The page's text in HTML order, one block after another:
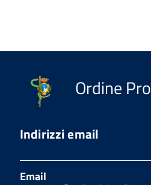
Ordine
Indirizzi email
Email